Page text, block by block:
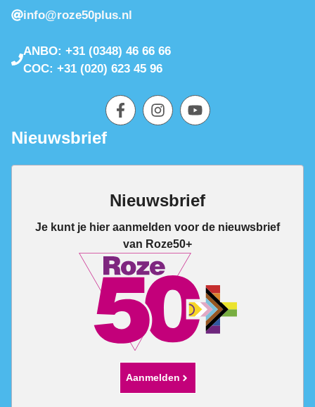
info@roze50plus.nl
ANBO: +31 (0348) 46 66 66
COC: +31 (020) 623 45 96
Nieuwsbrief
Nieuwsbrief
Je kunt je hier aanmelden voor de nieuwsbrief
van Roze50+
Aanmelden